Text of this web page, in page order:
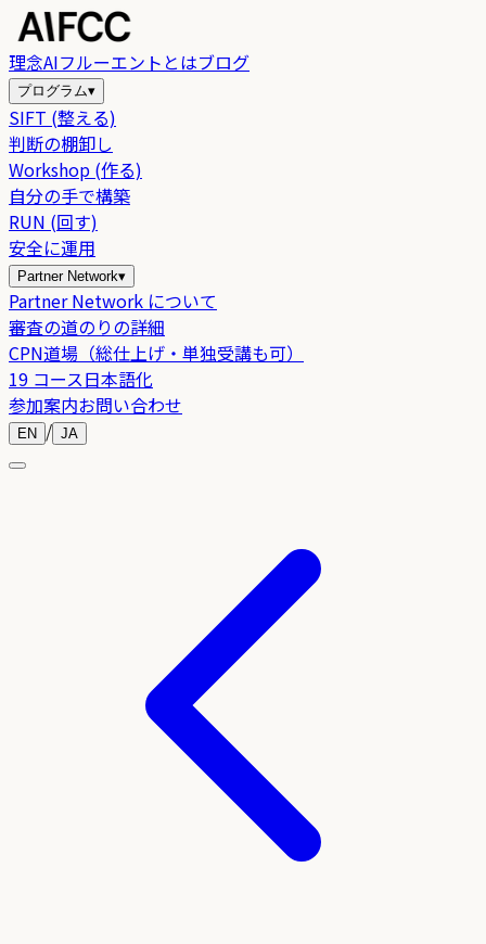
理念AIフルーエントとはブログ
プログラム▾
SIFT (整える)
判断の棚卸し
Workshop (作る)
自分の手で構築
RUN (回す)
安全に運用
Partner Network▾
Partner Network について
審査の道のりの詳細
CPN道場（総仕上げ・単独受講も可）
19 コース日本語化
参加案内お問い合わせ
EN / JA